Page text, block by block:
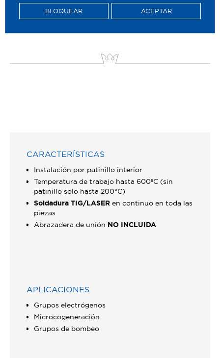
BLOQUEAR ACEPTAR
CARACTERÍSTICAS
Instalación por patinillo interior
Temperatura de trabajo hasta 600ºC (sin
patinillo solo hasta 200°C)
Soldadura TIG/LASER en continuo en toda las
piezas
Abrazadera de unión NO INCLUIDA
APLICACIONES
Grupos electrógenos
Microcogeneración
Grupos de bombeo